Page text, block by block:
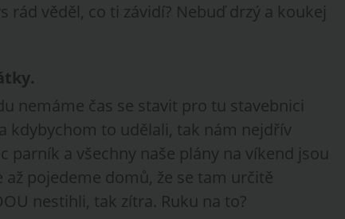
rád věděl, co ti závidí? Nebuď drzý a koukej
nemáme čas se stavit pro tu stavebnici
kdybychom to udělali, tak nám nejdřív
parník a všechny naše plány na víkend jsou
pojedeme domů, že se tam určitě
nestihli, tak zítra. Ruku na to?